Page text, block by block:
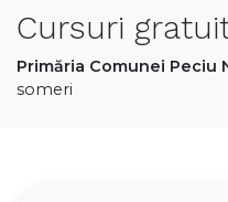
Cursuri
Primăria Comunei Peciu
someri